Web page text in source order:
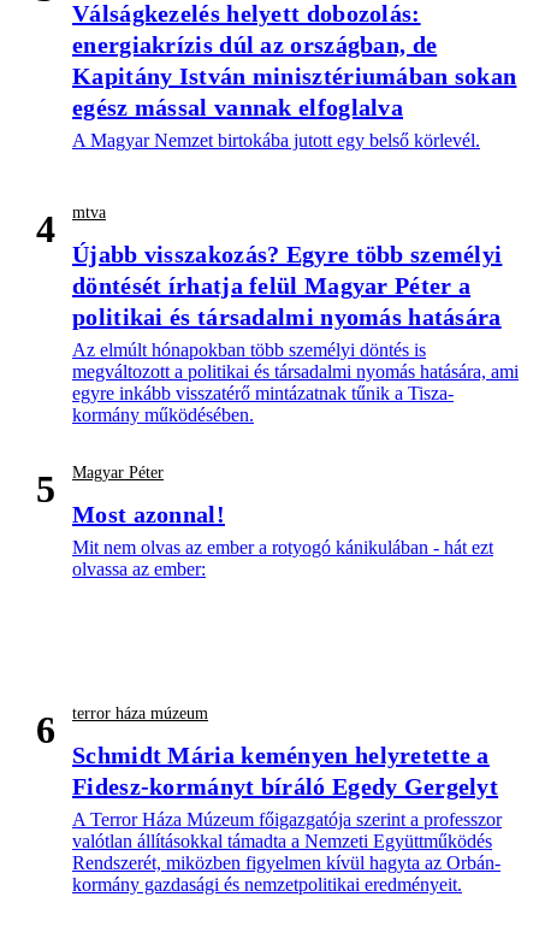
Válságkezelés helyett dobozolás:
energiakrízis dúl az országban, de
Kapitány István minisztériumában sokan
egész mással vannak elfoglalva
A Magyar Nemzet birtokába jutott egy belső körlevél.
4 mtva
Újabb visszakozás? Egyre több személyi
döntését írhatja felül Magyar Péter a
politikai és társadalmi nyomás hatására
Az elmúlt hónapokban több személyi döntés is
megváltozott a politikai és társadalmi nyomás hatására, ami
egyre inkább visszatérő mintázatnak tűnik a Tisza-
kormány működésében.
5 Magyar Péter
Most azonnal!
Mit nem olvas az ember a rotyogó kánikulában - hát ezt
olvassa az ember:
6 terror háza múzeum
Schmidt Mária keményen helyretette a
Fidesz-kormányt bíráló Egedy Gergelyt
A Terror Háza Múzeum főigazgatója szerint a professzor
valótlan állításokkal támadta a Nemzeti Együttműködés
Rendszerét, miközben figyelmen kívül hagyta az Orbán-
kormány gazdasági és nemzetpolitikai eredményeit.